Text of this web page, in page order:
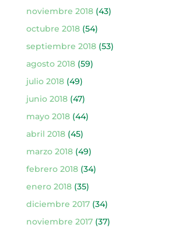
noviembre 2018(43)
octubre 2018(54)
septiembre 2018(53)
agosto 2018(59)
julio 2018(49)
junio 2018(47)
mayo 2018(44)
abril 2018(45)
marzo 2018(49)
febrero 2018(34)
enero 2018(35)
diciembre 2017(34)
noviembre 2017(37)